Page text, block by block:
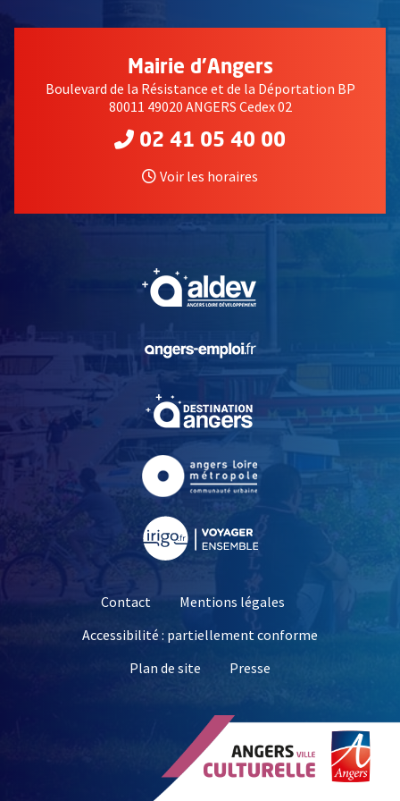
Mairie d'Angers
Boulevard de la Résistance et de la Déportation BP
80011 49020 ANGERS Cedex 02
02 41 05 40 00
Voir les horaires
, Ouvre une nouvelle
, Ouvre une nouvelle
Contact
Mentions légales
Accessibilité : partiellement conforme
Plan de site
Presse